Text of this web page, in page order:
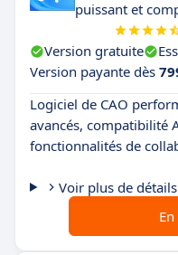
puissant et
Version gratuite
Version payante dès
Logiciel de CAO
avancés, compatibilité
fonctionnalités de
Voir plus de détails